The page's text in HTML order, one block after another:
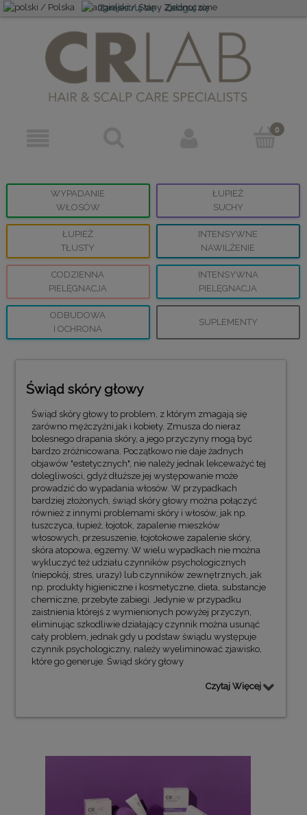
Zarejestruj się Zaloguj się
WYPADANIE
WŁOSÓW
ŁUPIEŻ
SUCHY
ŁUPIEŻ
TŁUSTY
INTENSYWNE
NAWILŻENIE
CODZIENNA
PIELĘGNACJA
INTENSYWNA
PIELĘGNACJA
ODBUDOWA
I OCHRONA
SUPLEMENTY
Świąd skóry głowy
Świąd skóry głowy to problem, z którym zmagają się
zarówno mężczyźni,jak i kobiety. Zmusza do nieraz
bolesnego drapania skóry, a jego przyczyny mogą być
bardzo zróżnicowana. Początkowo nie daje żadnych
objawów "estetycznych", nie należy jednak lekceważyć tej
dolegliwości, gdyż dłuższe jej występowanie może
prowadzić do wypadania włosów. W przypadkach
bardziej złożonych, świąd skóry głowy można połączyć
również z innymi problemami skóry i włosów, jak np.
łuszczyca, łupież, łojotok, zapalenie mieszków
włosowych, przesuszenie, łojotokowe zapalenie skóry,
skóra atopowa, egzemy. W wielu wypadkach nie można
wykluczyć też udziału czynników psychologicznych
(niepokój, stres, urazy) lub czynników zewnętrznych, jak
np. produkty higieniczne i kosmetyczne, dieta, substancje
chemiczne, przebyte zabiegi. Jedynie w przypadku
zaistnienia którejś z wymienionych powyżej przyczyn,
eliminując szkodliwie działający czynnik można usunąć
cały problem, jednak gdy u podstaw świądu występuje
czynnik psychologiczny, należy wyeliminować zjawisko,
które go generuje. Świąd skóry głowy
Czytaj Więcej